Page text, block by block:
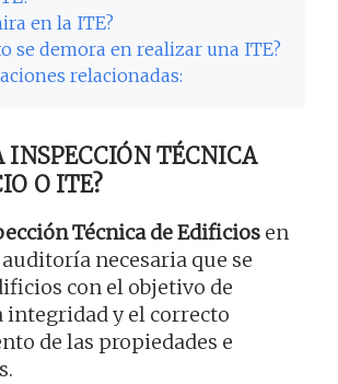
en la ITE?
se demora en realizar una ITE?
relacionadas:
INSPECCIÓN TÉCNICA
O ITE?
Técnica de Edificios en
necesaria que se
con el objetivo de
integridad y el correcto
de las propiedades e